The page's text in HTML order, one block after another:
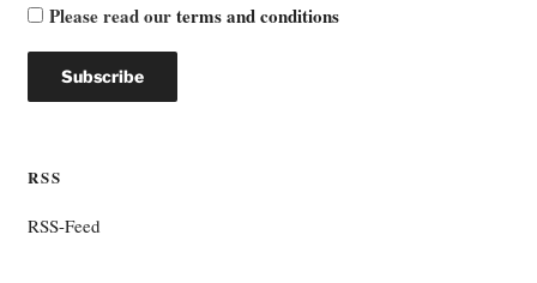
Please read ourterms and conditions
RSS
RSS-Feed